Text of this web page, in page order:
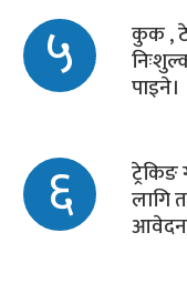
५ कुक ,
पाइने।
६ लागि
आवेदन